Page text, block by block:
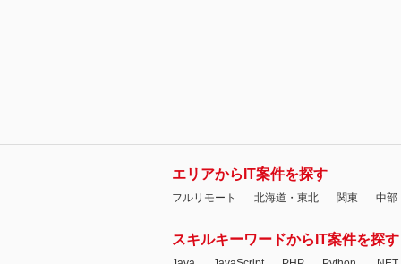
エリアからIT案件を探す
フルリモート 北海道・東北 関東 中部
スキルキーワードからIT案件を探す